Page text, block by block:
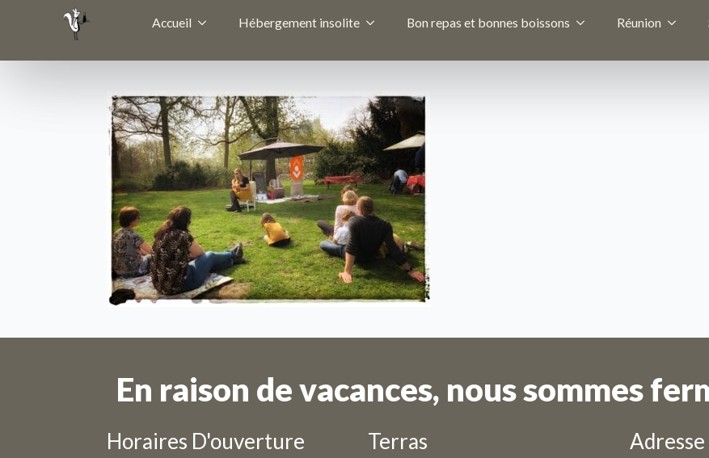
Accueil Hébergement insolite Bon repas et bonnes boissons Réunion
En raison de vacances, nous sommes
Horaires D'ouverture Terras Adresse